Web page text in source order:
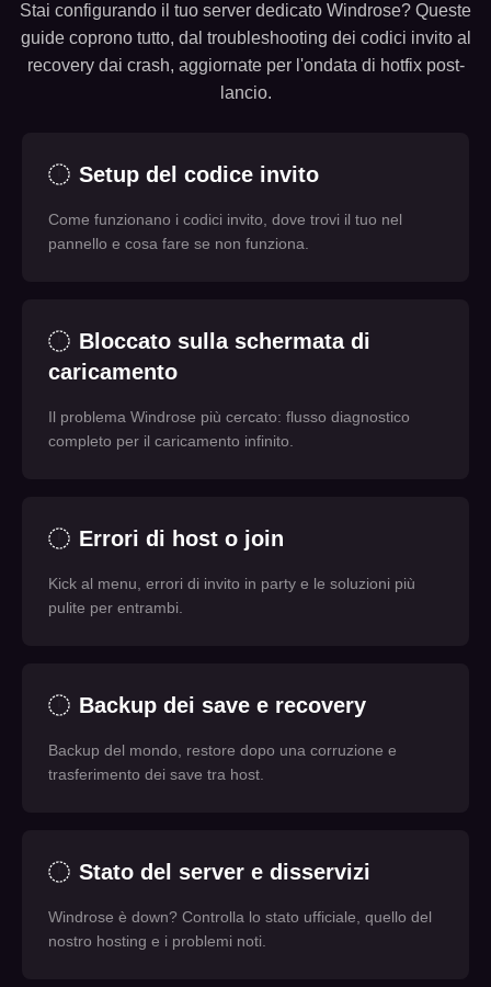
Stai configurando il tuo server dedicato Windrose? Queste
guide coprono tutto, dal troubleshooting dei codici invito al
recovery dai crash, aggiornate per l'ondata di hotfix post-
lancio.
Setup del codice invito
Come funzionano i codici invito, dove trovi il tuo nel
pannello e cosa fare se non funziona.
Bloccato sulla schermata di
caricamento
Il problema Windrose più cercato: flusso diagnostico
completo per il caricamento infinito.
Errori di host o join
Kick al menu, errori di invito in party e le soluzioni più
pulite per entrambi.
Backup dei save e recovery
Backup del mondo, restore dopo una corruzione e
trasferimento dei save tra host.
Stato del server e disservizi
Windrose è down? Controlla lo stato ufficiale, quello del
nostro hosting e i problemi noti.